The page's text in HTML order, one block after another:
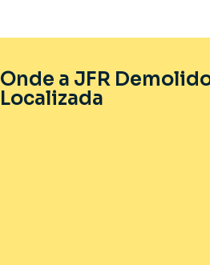
Onde a JFR
Localizada